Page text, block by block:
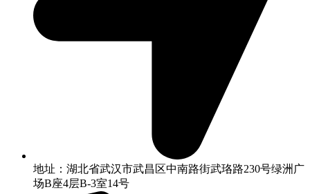
地址：湖北省武汉市武昌区中南路街武珞路230号绿洲广
场B座4层B-3室14号